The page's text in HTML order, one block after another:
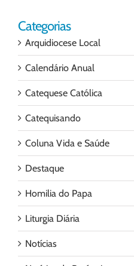
Categorias
Arquidiocese Local
Calendário Anual
Catequese Católica
Catequisando
Coluna Vida e Saúde
Destaque
Homilia do Papa
Liturgia Diária
Notícias